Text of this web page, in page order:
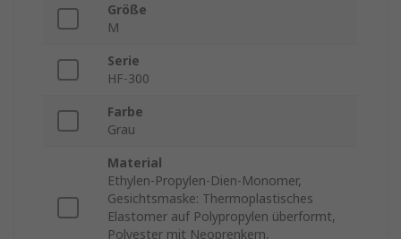
Größe
M
Serie
HF-300
Farbe
Grau
Material
Ethylen-Propylen-Dien-Monomer,
Gesichtsmaske: Thermoplastisches
Elastomer auf Polypropylen überformt,
Polyester mit Neoprenkern,